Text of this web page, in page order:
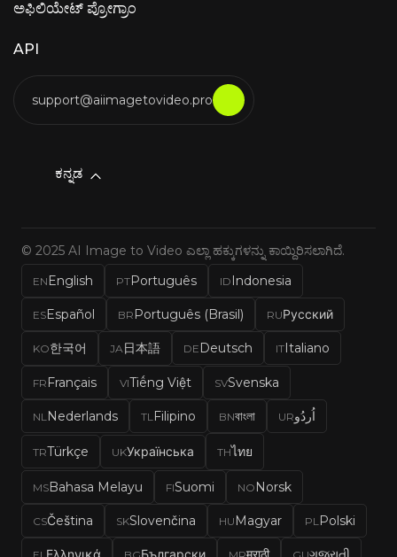
ಅಫಿಲಿಯೇಟ್ ಪ್ರೋಗ್ರಾಂ
API
support@aiimagetovideo.pro
ಕನ್ನಡ
© 2025 AI Image to Video ಎಲ್ಲಾ ಹಕ್ಕುಗಳನ್ನು ಕಾಯ್ದಿರಿಸಲಾಗಿದೆ.
EN English PTPortuguês ID Indonesia
ESEspañol BR Português (Brasil) RUРусский
KO한국어 JA 日本語 DE Deutsch IT Italiano
FR Français VITiếng Việt SVSvenska
NL Nederlands TL Filipino BNবাংলা URاُردُو
TRTürkçe UKУкраїнська THไทย
MSBahasa Melayu FISuomi NO Norsk
CSČeština SKSlovenčina HU Magyar PL Polski